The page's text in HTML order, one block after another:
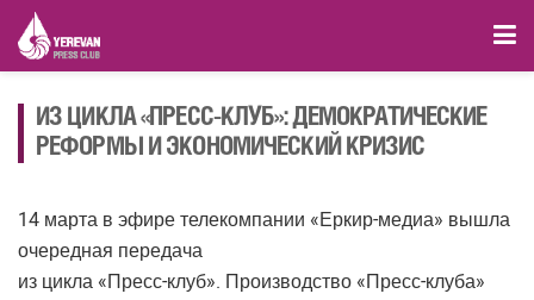
ИЗ ЦИКЛА «ПРЕСС-КЛУБ»: ДЕМОКРАТИЧЕСКИЕ
РЕФОРМЫ И ЭКОНОМИЧЕСКИЙ КРИЗИС
14 марта в эфире телекомпании «Еркир-медиа» вышла
очередная передача
из цикла «Пресс-клуб». Производство «Пресс-клуба»